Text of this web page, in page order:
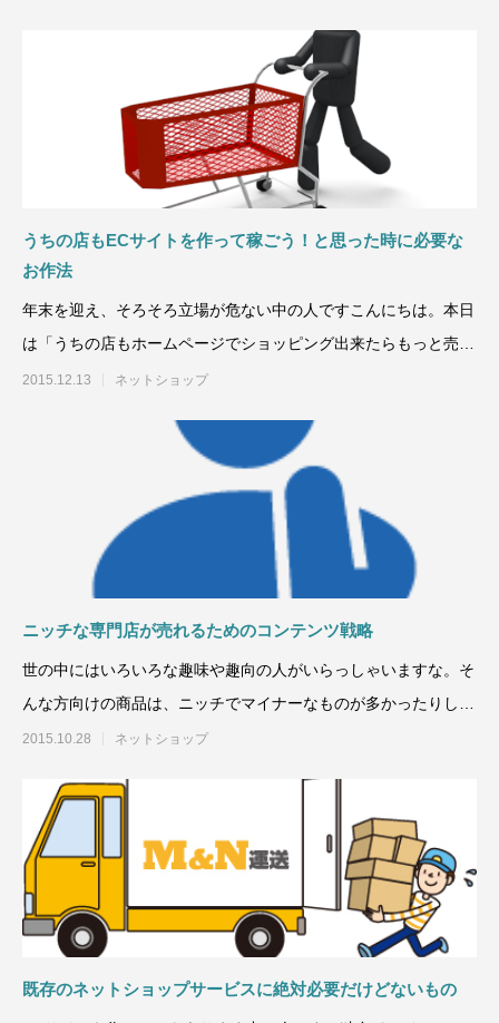
うちの店もECサイトを作って稼ごう！と思った時に必要な
お作法
年末を迎え、そろそろ立場が危ない中の人ですこんにちは。本日
は「うちの店もホームページでショッピング出来たらもっと売れ
るんじゃね？」と、ネ
2015.12.13 ネットショップ
ニッチな専門店が売れるためのコンテンツ戦略
世の中にはいろいろな趣味や趣向の人がいらっしゃいますな。そ
んな方向けの商品は、ニッチでマイナーなものが多かったりしま
す。そんな、ニッ
2015.10.28 ネットショップ
既存のネットショップサービスに絶対必要だけどないもの